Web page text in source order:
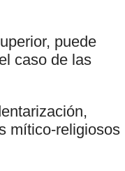
puede
caso de las
mítico-religiosos